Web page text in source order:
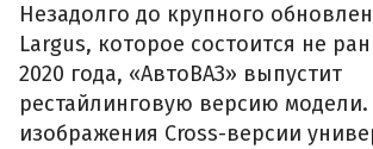
Незадолго до крупного
Largus, которое состоится не
2020 года, «АвтоВАЗ» выпустит
рестайлинговую версию
изображения Cross-версии